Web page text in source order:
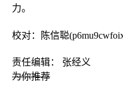
力。
校对：陈信聪
责任编辑： 张经义
为你推荐